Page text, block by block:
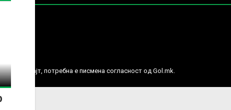
веб сајт, потребна е писмена согласност од Gol.mk.